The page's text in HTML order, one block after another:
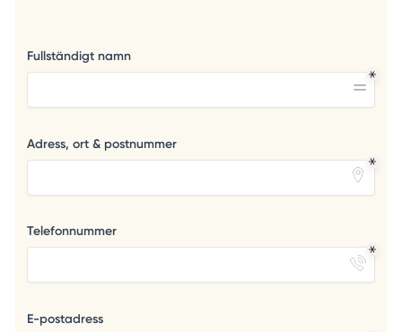
Fullständigt namn
Adress, ort & postnummer
Telefonnummer
E-postadress